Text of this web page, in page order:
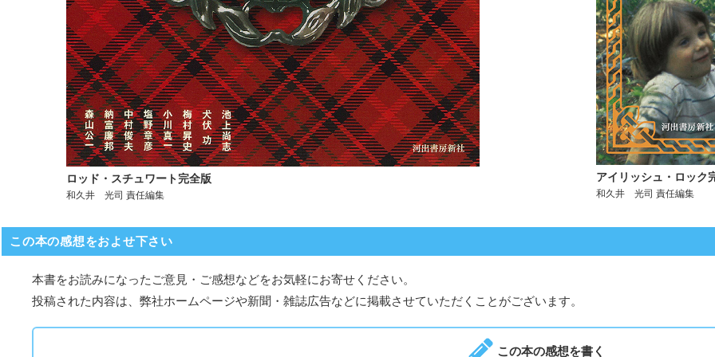
ロッド・スチュワート完全版
和久井 光司 責任編集
アイリッシュ・ロック
和久井 光司 責任編集
この本の感想をおよせ下さい
本書をお読みになったご意見・ご感想などをお気軽にお寄せください。
投稿された内容は、弊社ホームページや新聞・雑誌広告などに掲載させていただくことがございます。
この本の感想を書く